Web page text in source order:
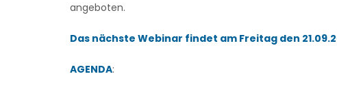
angeboten.
Das nächste Webinar findet am Freitag den
AGENDA: